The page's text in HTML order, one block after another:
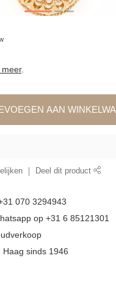
meer.
AAN
Deel dit product
070 3294943
op +31 6 85121301
Haag sinds 1946